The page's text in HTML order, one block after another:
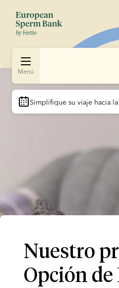
Menú
Simplifique su viaje hacia
Slide 1 of 1
Nuestro
Opción